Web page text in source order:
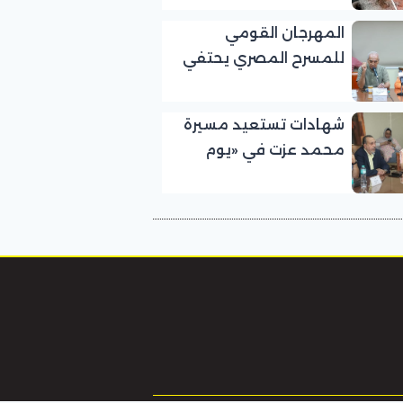
المهرجان القومي
للمسرح المصري يحتفي
الرائدة في المسرح الريفي
شهادات تستعيد مسيرة
محمد عزت في «يوم